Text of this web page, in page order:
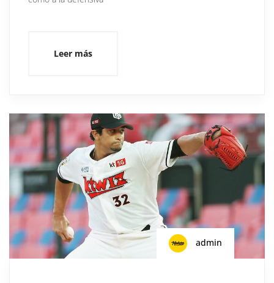
Leer más
admin